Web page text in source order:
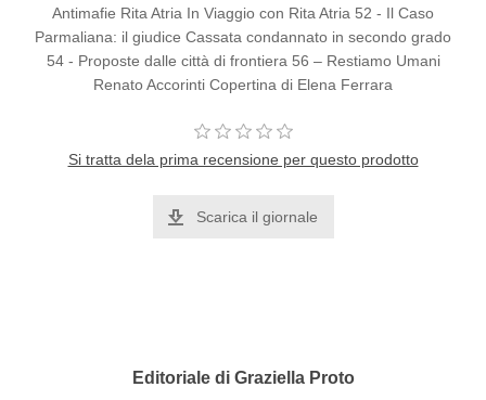
Antimafie Rita Atria In Viaggio con Rita Atria 52 - Il Caso
Parmaliana: il giudice Cassata condannato in secondo grado
54 - Proposte dalle città di frontiera 56 – Restiamo Umani
Renato Accorinti Copertina di Elena Ferrara
Si tratta dela prima recensione per questo prodotto
Scarica il giornale
Editoriale di Graziella Proto